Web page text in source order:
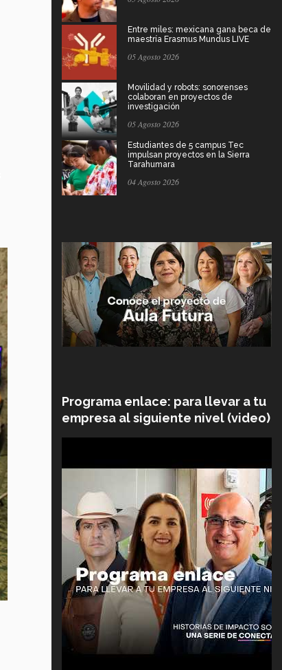
Entre miles: mexicana gana beca de
maestría Erasmus Mundus LIVE
05 Agosto 2026
Movilidad y robots: sonorenses
colaboran en proyectos de
investigación
05 Agosto 2026
Estudiantes de 5 campus Tec
impulsan proyectos en la Sierra
Tarahumara
04 Agosto 2026
Programa enlace: para llevar a tu
empresa al siguiente nivel (video)